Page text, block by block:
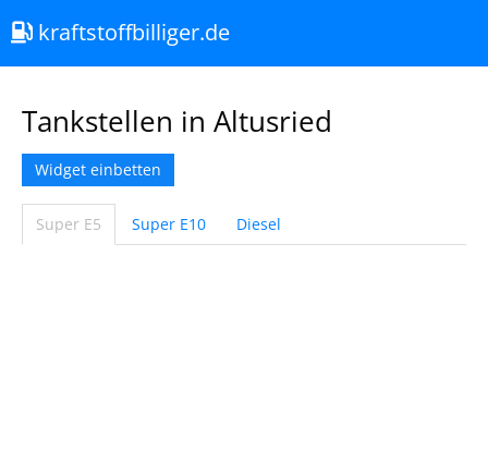
kraftstoffbilliger.de
Tankstellen in Altusried
Widget einbetten
Super E5 Super E10 Diesel